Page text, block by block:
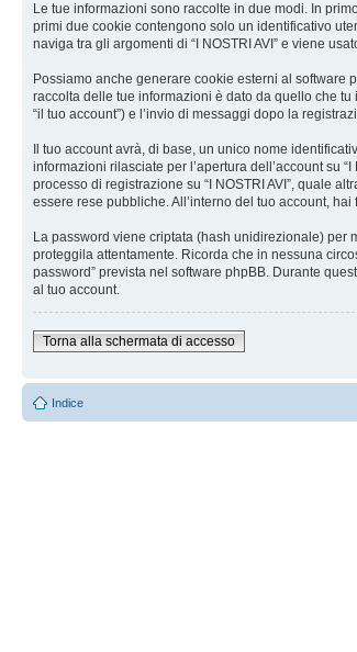
Le tue informazioni sono raccolte in due modi. In
primi due cookie contengono solo un identificativo
naviga tra gli argomenti di “I NOSTRI AVI” e viene
Possiamo anche generare cookie esterni al software
raccolta delle tue informazioni è dato da quello che tu
“il tuo account”) e l’invio di messaggi dopo la
Il tuo account avrà, di base, un unico nome
informazioni rilasciate per l’apertura dell’account su
processo di registrazione su “I NOSTRI AVI”, quale
essere rese pubbliche. All’interno del tuo account,
La password viene criptata (hash unidirezionale) per
proteggila attentamente. Ricorda che in nessuna
password” prevista nel software phpBB. Durante
al tuo account.
Torna alla schermata di accesso
Indice